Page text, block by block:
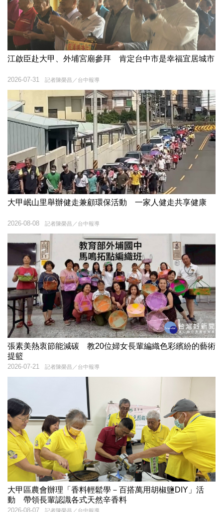
江啟臣赴大甲、外埔宮廟參拜 肯定台中市是幸福宜居城市
記者陳榮昌／台中報導
2026-07-31
大甲岷山里舉辦健走兼顧環保活動 一家人健走共享健康
記者陳榮昌／台中報導
2026-08-08
張素美熱衷節能減碳 教20位婦女長輩編織色彩繽紛的藝術
提籃
記者陳榮昌／台中報導
2026-07-21
大甲區農會辦理「香料輕鬆學－百搭萬用胡椒鹽DIY」活
動 帶領長輩認識各式天然辛香料
記者陳榮昌／台中報導
2026-08-07